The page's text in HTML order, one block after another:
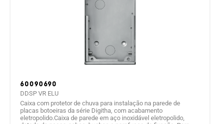
60090690
DDSP VR ELU
Caixa com protetor de chuva para instalação na parede de
placas botoeiras da série Digitha, com acabamento
eletropolido.Caixa de parede em aço inoxidável eletropolido,